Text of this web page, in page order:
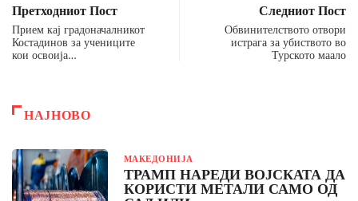
Претходниот Пост
Прием кај градоначалникот
Костадинов за учениците
кои освоија…
Следниот Пост
Обвинителството отвори
истрага за убиството во
Турското маало
НАЈНОВО
МАКЕДОНИЈА
ТРАМП НАРЕДИ ВОЈСКАТА ДА
КОРИСТИ МЕТАЛИ САМО ОД